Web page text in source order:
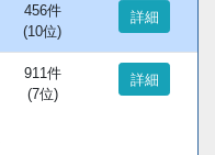
456件
(10位)
詳細
911件
(7位)
詳細